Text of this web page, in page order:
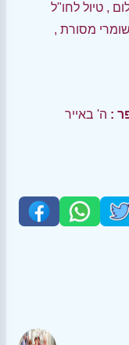
, טיול לחו"ל
שומרי מסורת ,
: